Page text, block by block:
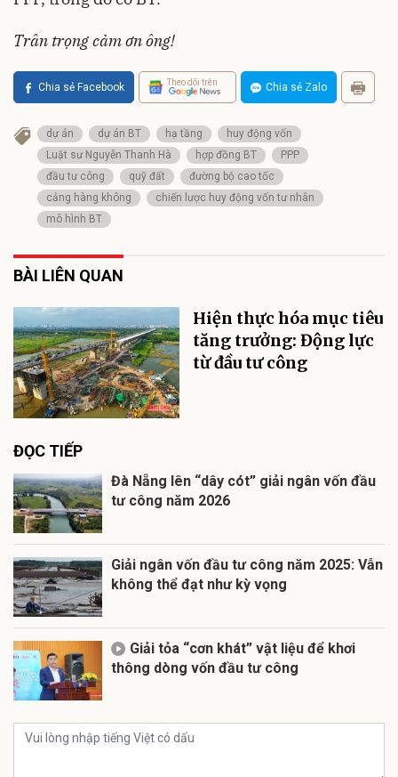
Trân trọng cảm ơn ông!
Chia sẻ Facebook Theo dõi trên Chia sẻ Zalo
dự án dự án BT hạ tầng
huy động vốn
Luật sư Nguyễn Thanh Hà
hợp đồng BT
PPP
đầu tư công
quỹ đất
đường bộ cao tốc
cảng hàng không
chiến lược huy động vốn tư nhân
mô hình BT
BÀI LIÊN QUAN
Hiện thực hóa mục tiêu
tăng trưởng: Động lực
từ đầu tư công
ĐỌC TIẾP
Đà Nẵng lên “dây cót” giải ngân vốn đầu
tư công năm 2026
Giải ngân vốn đầu tư công năm 2025: Vẫn
không thể đạt như kỳ vọng
Giải tỏa “cơn khát” vật liệu để khơi
thông dòng vốn đầu tư công